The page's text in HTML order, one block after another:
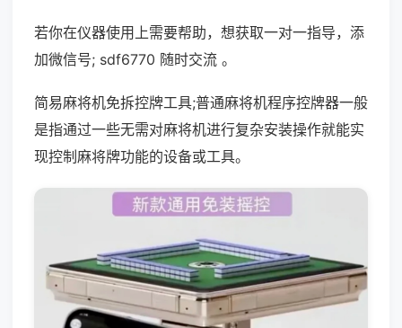
若你在仪器使用上需要帮助，想获取一对一指导，添
加微信号; sdf6770 随时交流 。
简易麻将机免拆控牌工具;普通麻将机程序控牌器一般
是指通过一些无需对麻将机进行复杂安装操作就能实
现控制麻将牌功能的设备或工具。